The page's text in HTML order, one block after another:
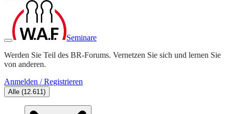
Seminare
Werden Sie Teil des BR-Forums. Vernetzen Sie sich und lernen Sie
von anderen.
Anmelden / Registrieren
Alle (12.611)